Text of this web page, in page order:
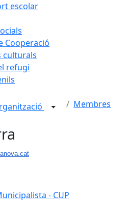
escolar
Cooperació
culturals
refugi
Membres
- CUP